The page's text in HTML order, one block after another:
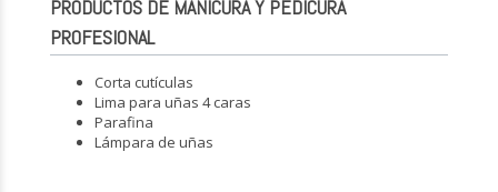
PRODUCTOS DE MANICURA Y PEDICURA
PROFESIONAL
Corta cutículas
Lima para uñas 4 caras
Parafina
Lámpara de uñas